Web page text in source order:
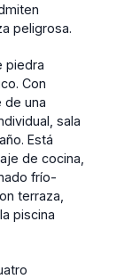
peligrosa.
piedra
Con
de una
sala
Está
de cocina,
frío-
terraza,
piscina